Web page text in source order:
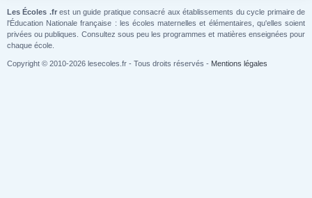
Les Écoles .frest un guide pratique consacré aux établissements du cycle primaire de
l'Éducation Nationale française : les écoles maternelles et élémentaires, qu'elles soient
privées ou publiques. Consultez sous peu les programmes et matières enseignées pour
chaque école.
Copyright © 2010-2026 lesecoles.fr - Tous droits réservés - Mentions légales